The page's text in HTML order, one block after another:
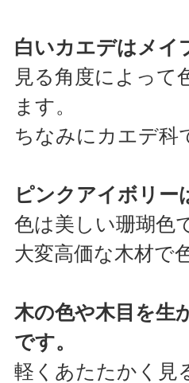
白いカエデはメイ
見る角度によって
ます。
ちなみにカエデ科
ピンクアイボリー
色は美しい珊瑚色
大変高価な木材で
木の色や木目を生
です。
軽くあたたかく見